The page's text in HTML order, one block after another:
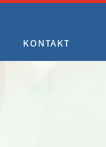
KONTAKT